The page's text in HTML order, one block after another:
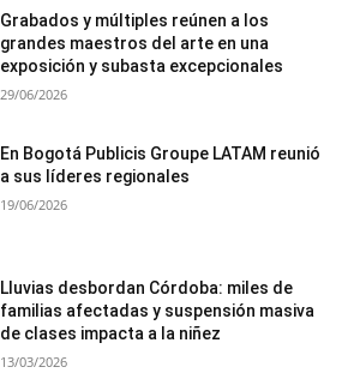
Grabados y múltiples reúnen a los
grandes maestros del arte en una
exposición y subasta excepcionales
29/06/2026
En Bogotá Publicis Groupe LATAM reunió
a sus líderes regionales
19/06/2026
Lluvias desbordan Córdoba: miles de
familias afectadas y suspensión masiva
de clases impacta a la niñez
13/03/2026